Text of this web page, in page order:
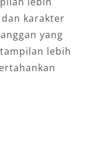
karakter
yang
lebih